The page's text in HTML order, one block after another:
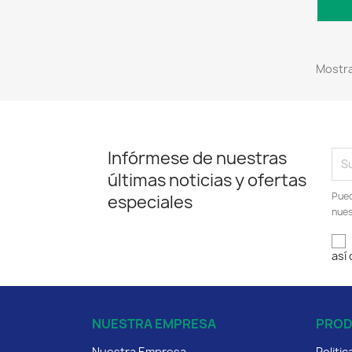
Infórmese de nuestras
últimas noticias y ofertas
especiales
así
NUESTRA EMPRESA